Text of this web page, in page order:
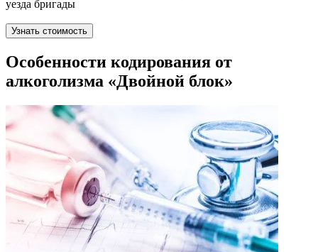
уезда бригады
Узнать стоимость
Особенности кодирования от
алкоголизма «Двойной блок»